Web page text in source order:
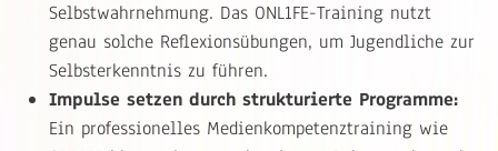
Selbstwahrnehmung. Das ONL1FE-Training nutzt
genau solche Reflexionsübungen, um Jugendliche zur
Selbsterkenntnis zu führen.
Impulse setzen durch strukturierte Programme:
Ein professionelles Medienkompetenztraining wie